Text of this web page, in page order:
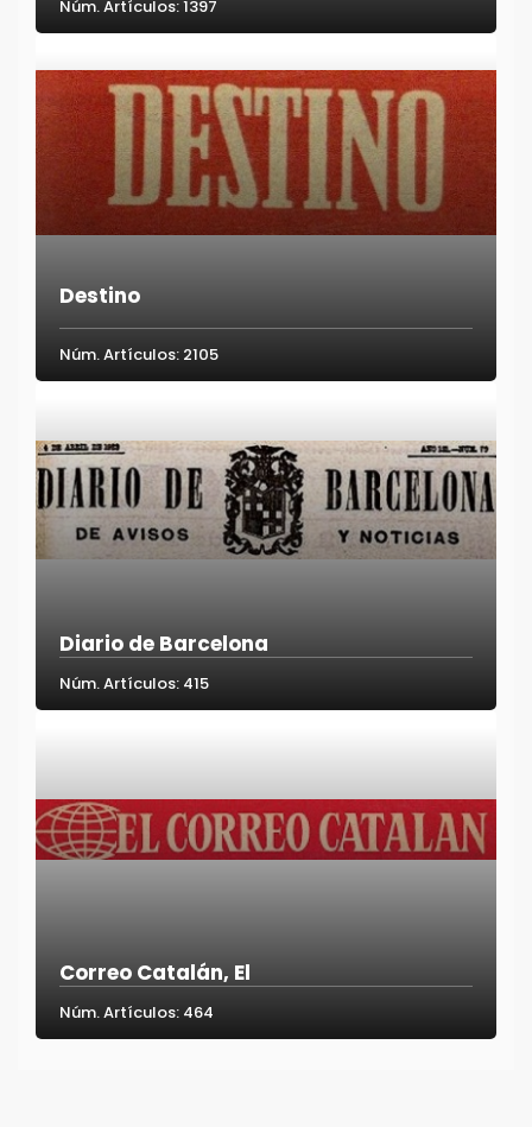
Núm. Artículos: 1397
Destino
Núm. Artículos: 2105
Diario de Barcelona
Núm. Artículos: 415
Correo Catalán, El
Núm. Artículos: 464